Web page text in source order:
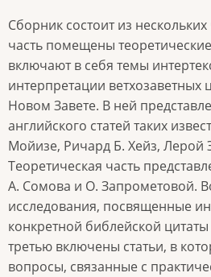
Сборник состоит из
часть помещены
включают в себя темы
интерпретации ветхозаветных
Новом Завете. В ней
английского статей таких
Мойизе, Ричард Б. Хейз, Лерой
Теоретическая часть
А. Сомова и О. Запрометовой.
исследования, посвященные
конкретной библейской
третью включены статьи, в
вопросы, связанные с